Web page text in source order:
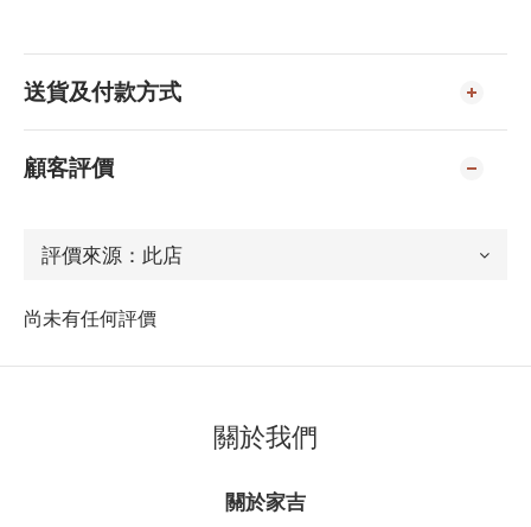
送貨及付款方式
顧客評價
尚未有任何評價
關於我們
關於家吉